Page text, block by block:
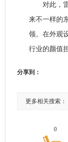
对此，雷
来不一样的
领。在外观
行业的颜值
分享到：
更多相关搜索：
0